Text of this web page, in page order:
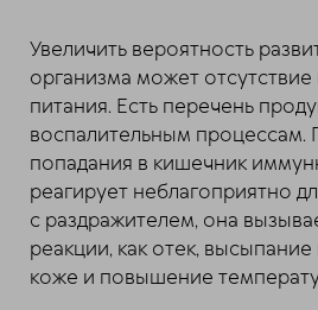
Увеличить вероятность
организма может отсутствие
питания. Есть перечень
воспалительным процессам.
попадания в кишечник
реагирует неблагоприятно
с раздражителем, она
реакции, как отек,
коже и повышение